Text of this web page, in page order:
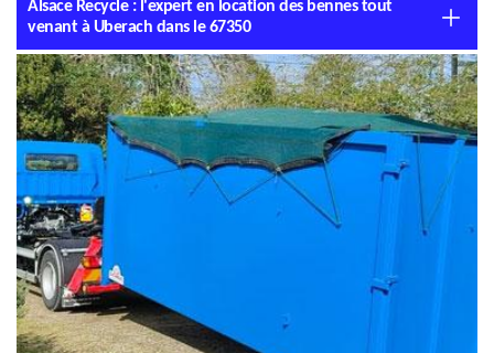
Alsace Recycle : l'expert en location des bennes tout
venant à Uberach dans le 67350